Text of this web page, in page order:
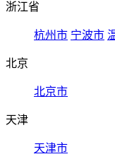
浙江省
杭州市 宁波市
北京
北京市
天津
天津市